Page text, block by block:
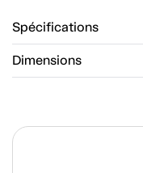
Spécifications
Dimensions